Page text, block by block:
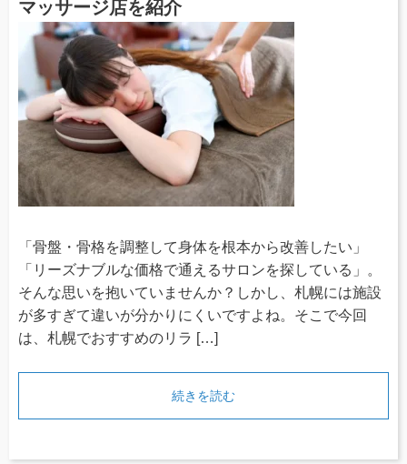
マッサージ店を紹介
「骨盤・骨格を調整して身体を根本から改善したい」
「リーズナブルな価格で通えるサロンを探している」。
そんな思いを抱いていませんか？しかし、札幌には施設
が多すぎて違いが分かりにくいですよね。そこで今回
は、札幌でおすすめのリラ […]
続きを読む